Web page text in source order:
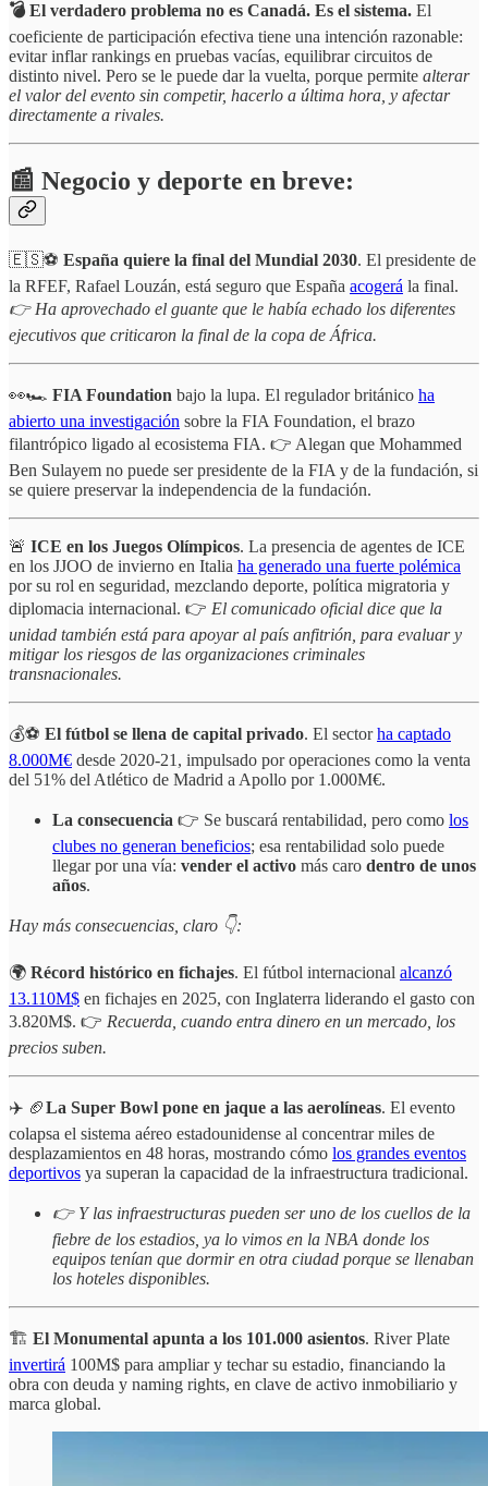
💣 El verdadero problema no es Canadá. Es el sistema. El
coeficiente de participación efectiva tiene una intención razonable:
evitar inflar rankings en pruebas vacías, equilibrar circuitos de
distinto nivel. Pero se le puede dar la vuelta, porque permite alterar
el valor del evento sin competir, hacerlo a última hora, y afectar
directamente a rivales.
📰 Negocio y deporte en breve:
🇪🇸⚽ España quiere la final del Mundial 2030. El presidente de
la RFEF, Rafael Louzán, está seguro que España acogerá la final.
👉 Ha aprovechado el guante que le había echado los diferentes
ejecutivos que criticaron la final de la copa de África.
👀🏎️ FIA Foundation bajo la lupa. El regulador británico ha
abierto una investigación sobre la FIA Foundation, el brazo
filantrópico ligado al ecosistema FIA. 👉 Alegan que Mohammed
Ben Sulayem no puede ser presidente de la FIA y de la fundación, si
se quiere preservar la independencia de la fundación.
🚨 ICE en los Juegos Olímpicos. La presencia de agentes de ICE
en los JJOO de invierno en Italia ha generado una fuerte polémica
por su rol en seguridad, mezclando deporte, política migratoria y
diplomacia internacional. 👉 El comunicado oficial dice que la
unidad también está para apoyar al país anfitrión, para evaluar y
mitigar los riesgos de las organizaciones criminales
transnacionales.
💰⚽️ El fútbol se llena de capital privado. El sectorha captado
8.000M€ desde 2020-21, impulsado por operaciones como la venta
del 51% del Atlético de Madrid a Apollo por 1.000M€.
La consecuencia 👉 Se buscará rentabilidad, pero como los
clubes no generan beneficios; esa rentabilidad solo puede
llegar por una vía: vender el activo más caro dentro de unos
años.
Hay más consecuencias, claro 👇:
🌍 Récord histórico en fichajes. El fútbol internacional alcanzó
13.110M$ en fichajes en 2025, con Inglaterra liderando el gasto con
3.820M$. 👉 Recuerda, cuando entra dinero en un mercado, los
precios suben.
✈️ 🏈La Super Bowl pone en jaque a las aerolíneas. El evento
colapsa el sistema aéreo estadounidense al concentrar miles de
desplazamientos en 48 horas, mostrando cómo los grandes eventos
deportivos ya superan la capacidad de la infraestructura tradicional.
👉 Y las infraestructuras pueden ser uno de los cuellos de la
fiebre de los estadios, ya lo vimos en la NBA donde los
equipos tenían que dormir en otra ciudad porque se llenaban
los hoteles disponibles.
🏗️ El Monumental apunta a los 101.000 asientos. River Plate
invertirá 100M$ para ampliar y techar su estadio, financiando la
obra con deuda y naming rights, en clave de activo inmobiliario y
marca global.